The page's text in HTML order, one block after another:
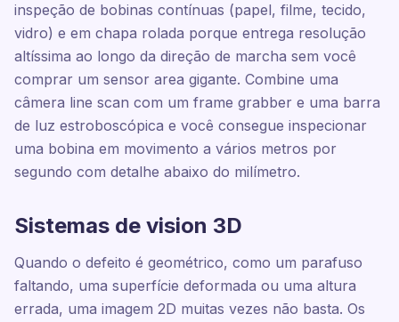
inspeção de bobinas contínuas (papel, filme, tecido,
vidro) e em chapa rolada porque entrega resolução
altíssima ao longo da direção de marcha sem você
comprar um sensor area gigante. Combine uma
câmera line scan com um frame grabber e uma barra
de luz estroboscópica e você consegue inspecionar
uma bobina em movimento a vários metros por
segundo com detalhe abaixo do milímetro.
Sistemas de vision 3D
Quando o defeito é geométrico, como um parafuso
faltando, uma superfície deformada ou uma altura
errada, uma imagem 2D muitas vezes não basta. Os